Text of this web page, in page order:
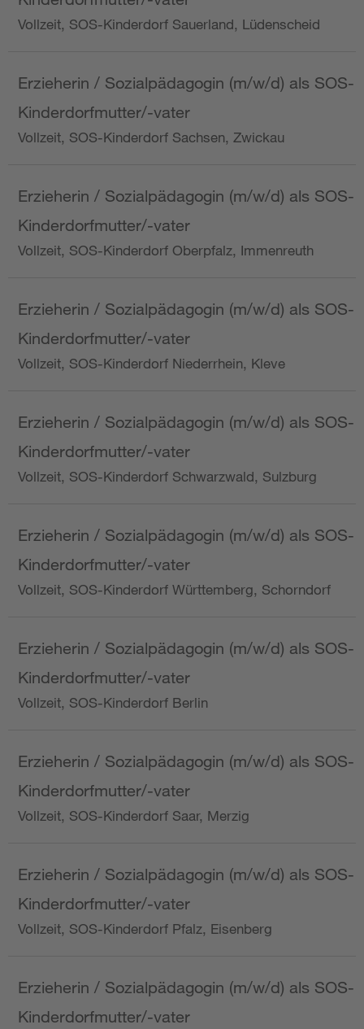
Vollzeit, SOS-Kinderdorf Sauerland, Lüdenscheid
Erzieherin / Sozialpädagogin (m/w/d) als SOS-
Kinderdorfmutter/-vater
Vollzeit, SOS-Kinderdorf Sachsen, Zwickau
Erzieherin / Sozialpädagogin (m/w/d) als SOS-
Kinderdorfmutter/-vater
Vollzeit, SOS-Kinderdorf Oberpfalz, Immenreuth
Erzieherin / Sozialpädagogin (m/w/d) als SOS-
Kinderdorfmutter/-vater
Vollzeit, SOS-Kinderdorf Niederrhein, Kleve
Erzieherin / Sozialpädagogin (m/w/d) als SOS-
Kinderdorfmutter/-vater
Vollzeit, SOS-Kinderdorf Schwarzwald, Sulzburg
Erzieherin / Sozialpädagogin (m/w/d) als SOS-
Kinderdorfmutter/-vater
Vollzeit, SOS-Kinderdorf Württemberg, Schorndorf
Erzieherin / Sozialpädagogin (m/w/d) als SOS-
Kinderdorfmutter/-vater
Vollzeit, SOS-Kinderdorf Berlin
Erzieherin / Sozialpädagogin (m/w/d) als SOS-
Kinderdorfmutter/-vater
Vollzeit, SOS-Kinderdorf Saar, Merzig
Erzieherin / Sozialpädagogin (m/w/d) als SOS-
Kinderdorfmutter/-vater
Vollzeit, SOS-Kinderdorf Pfalz, Eisenberg
Erzieherin / Sozialpädagogin (m/w/d) als SOS-
Kinderdorfmutter/-vater